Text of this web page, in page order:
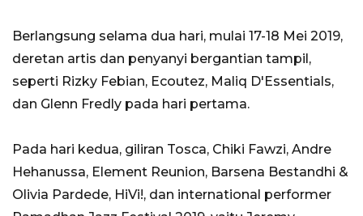
Berlangsung selama dua hari, mulai 17-18 Mei 2019,
deretan artis dan penyanyi bergantian tampil,
seperti Rizky Febian, Ecoutez, Maliq D'Essentials,
dan Glenn Fredly pada hari pertama.
Pada hari kedua, giliran Tosca, Chiki Fawzi, Andre
Hehanussa, Element Reunion, Barsena Bestandhi &
Olivia Pardede, HiVi!, dan international performer